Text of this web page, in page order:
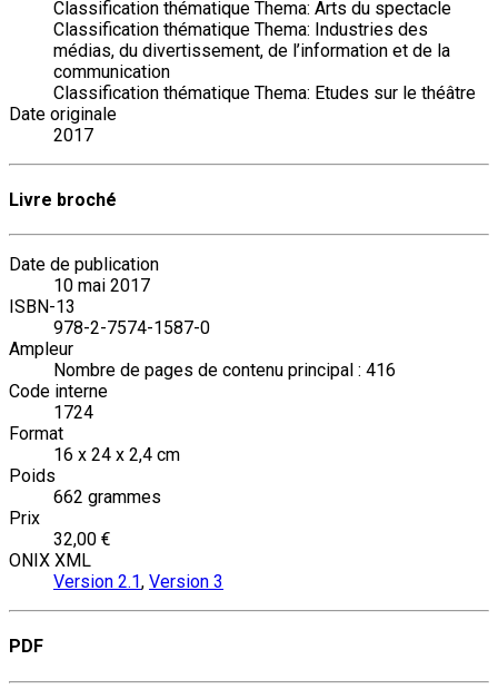
Classification thématique Thema: Arts du spectacle
Classification thématique Thema: Industries des
médias, du divertissement, de l’information et de la
communication
Classification thématique Thema: Etudes sur le théâtre
Date originale
2017
Livre broché
Date de publication
10 mai 2017
ISBN-13
978-2-7574-1587-0
Ampleur
Nombre de pages de contenu principal : 416
Code interne
1724
Format
16 x 24 x 2,4 cm
Poids
662 grammes
Prix
32,00 €
ONIX XML
Version 2.1, Version 3
PDF